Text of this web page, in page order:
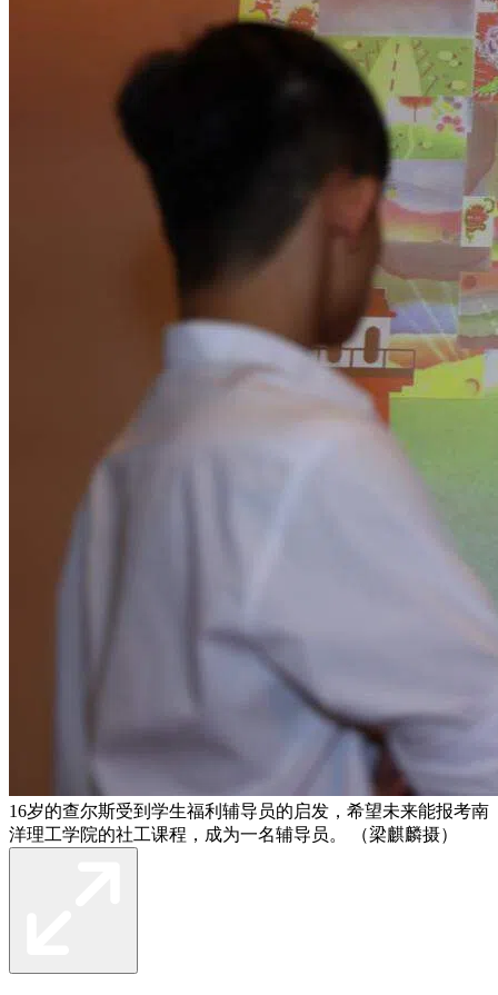
16岁的查尔斯受到学生福利辅导员的启发，希望未来能报考南
洋理工学院的社工课程，成为一名辅导员。 （梁麒麟摄）